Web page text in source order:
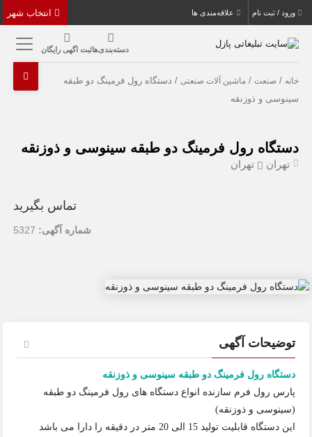
ورود / ثبت نام علاقه‌مندی ها
دسته‌بندی‌هاثبت اگهی رایگان
خانه /صنعت /ماشین آلات صنعتی / دستگاه رول فرمینگ دو طبقه
سینوسی و ذوزنقه
دستگاه رول فرمینگ دو طبقه سینوسی و ذوزنقه
تهران تهران
تماس بگیرید
شماره آگهی: 5327
توضیحات آگهی
دستگاه رول فرمینگ دو طبقه سینوسی و ذوزنقه
پارس رول فرم سازنده انواع دستگاه های رول فرمینگ دو طبقه
(سینوسی و ذوزنقه)
این دستگاه قابلیت تولید 15 الی 20 متر در دقیقه را دارا می باشد